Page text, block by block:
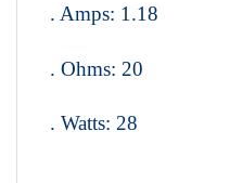
. Amps: 1.18
. Ohms: 20
. Watts: 28